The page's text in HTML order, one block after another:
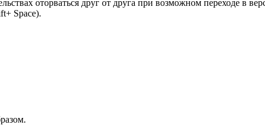
оторваться друг от друга при возможном переходе в
Space).